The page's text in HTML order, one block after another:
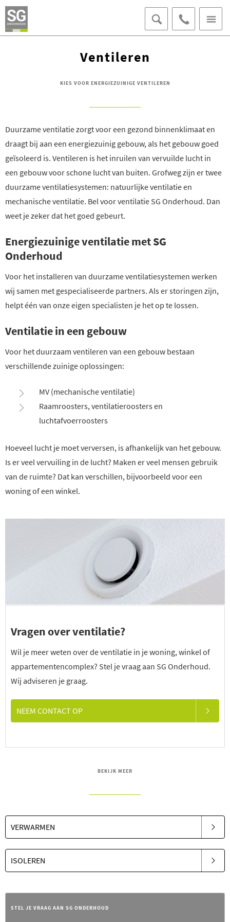
OFFERTE AANVRAGEN AFSPRAAK MAKEN
LOKET VOOR BEWONERS
Ventileren
KIES VOOR ENERGIEZUINIGE VENTILEREN
Duurzame ventilatie zorgt voor een gezond binnenklimaat en
draagt bij aan een energiezuinig gebouw, als het gebouw goed
geïsoleerd is. Ventileren is het inruilen van vervuilde lucht in
een gebouw voor schone lucht van buiten. Grofweg zijn er twee
duurzame ventilatiesystemen: natuurlijke ventilatie en
mechanische ventilatie. Bel voor ventilatie SG Onderhoud. Dan
weet je zeker dat het goed gebeurt.
Energiezuinige ventilatie met SG
Onderhoud
Voor het installeren van duurzame ventilatiesystemen werken
wij samen met gespecialiseerde partners. Als er storingen zijn,
helpt één van onze eigen specialisten je het op te lossen.
Ventilatie in een gebouw
Voor het duurzaam ventileren van een gebouw bestaan
verschillende zuinige oplossingen:
MV (mechanische ventilatie)
Raamroosters, ventilatieroosters en
luchtafvoerroosters
Hoeveel lucht je moet verversen, is afhankelijk van het gebouw.
Is er veel vervuiling in de lucht? Maken er veel mensen gebruik
van de ruimte? Dat kan verschillen, bijvoorbeeld voor een
woning of een winkel.
Vragen over ventilatie?
Wil je meer weten over de ventilatie in je woning, winkel of
appartementencomplex? Stel je vraag aan SG Onderhoud.
Wij adviseren je graag.
NEEM CONTACT OP
BEKIJK MEER
VERWARMEN
ISOLEREN
STEL JE VRAAG AAN SG ONDERHOUD